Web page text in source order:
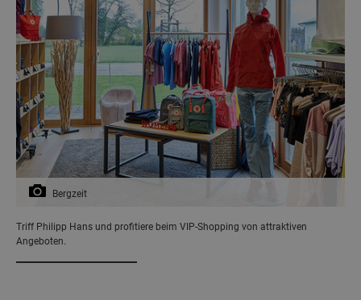
Bergzeit
Triff Philipp Hans und profitiere beim VIP-Shopping von attraktiven
Angeboten.